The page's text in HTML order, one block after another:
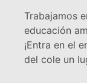
Trabajamos
educación
¡Entra en el
del cole un